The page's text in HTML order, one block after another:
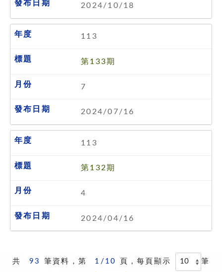
2024/10/18
113
第133期
7
2024/07/16
113
第132期
4
2024/04/16
共 93 筆資料，第 1/10 頁，每頁顯示 筆